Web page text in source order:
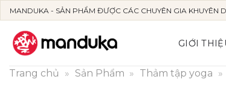
Skip
to
content
MANDUKA - SẢN PHẨM ĐƯỢC CÁC CHUYÊN GIA KHUYÊN
GIỚI
Trang chủ » Sản Phẩm » Thảm tập yoga »